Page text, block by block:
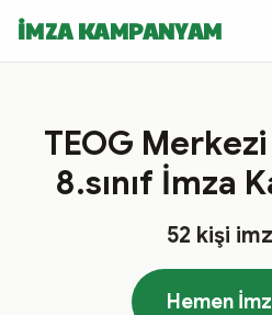
İMZA KAMPANYAM
TEOG Merkezi
8.sınıf İmza
52 kişi
Hemen